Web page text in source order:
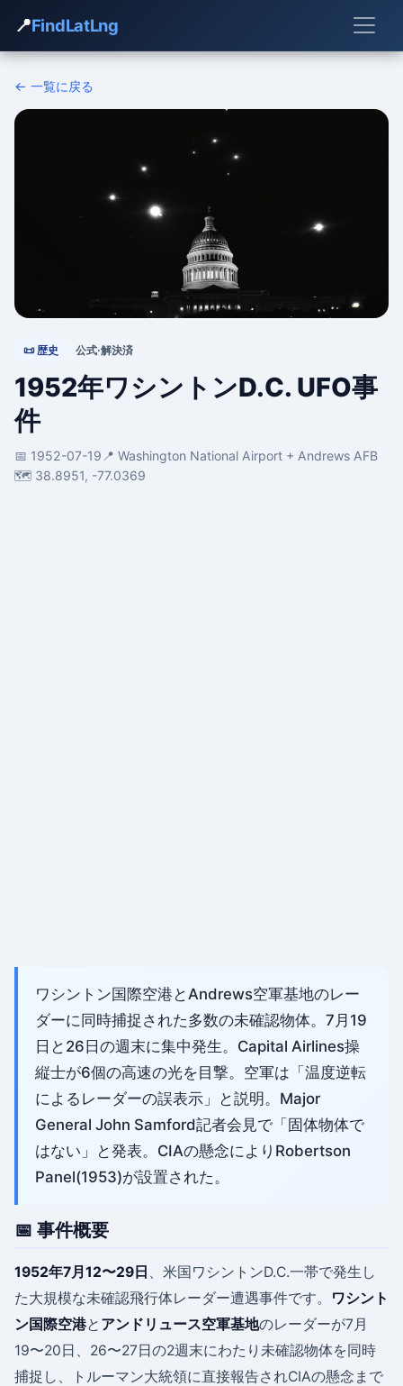
📍FindLatLng
← 一覧に戻る
📜 歴史 公式·解決済
1952年ワシントンD.C. UFO事
件
📅 1952-07-19 📍 Washington National Airport + Andrews AFB
🗺️ 38.8951, -77.0369
ワシントン国際空港とAndrews空軍基地のレー
ダーに同時捕捉された多数の未確認物体。7月19
日と26日の週末に集中発生。Capital Airlines操
縦士が6個の高速の光を目撃。空軍は「温度逆転
によるレーダーの誤表示」と説明。Major
General John Samford記者会見で「固体物体で
はない」と発表。CIAの懸念によりRobertson
Panel(1953)が設置された。
📅 事件概要
1952年7月12〜29日 、米国ワシントンD.C.一帯で発生し
た大規模な未確認飛行体レーダー遭遇事件です。
ワシント
ン国際空港と アンドリュース空軍基地のレーダーが7月
19〜20日、26〜27日の2週末にわたり未確認物体を同時
捕捉し、トルーマン大統領に直接報告されCIAの懸念まで